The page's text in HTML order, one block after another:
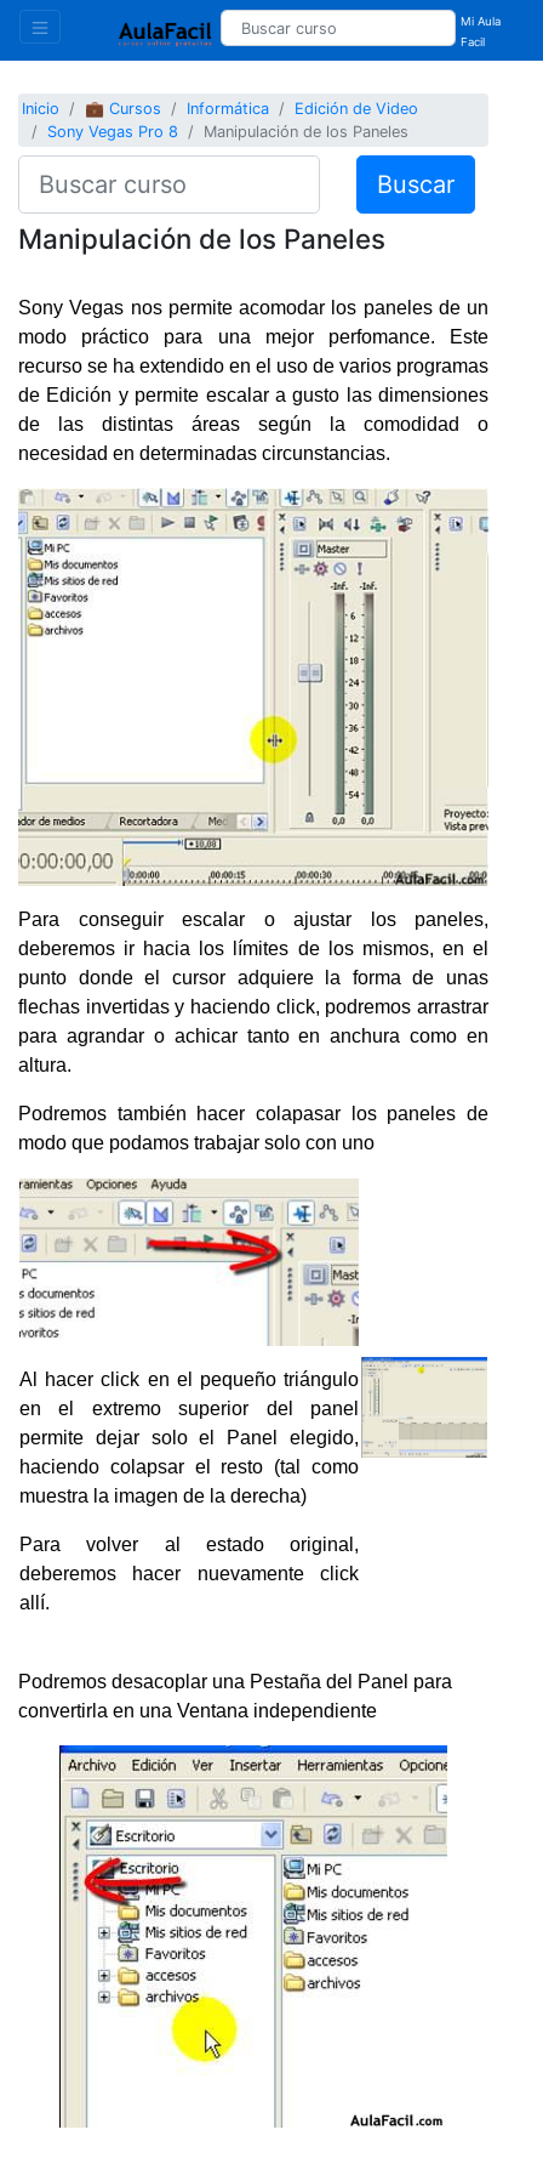
Mi Aula
Facil
Inicio 💼 Cursos Informática
Edición de Video
Sony Vegas Pro 8
Manipulación de los Paneles
Buscar
Manipulación de los Paneles
Sony Vegas nos permite acomodar los paneles de un
modo práctico para una mejor perfomance. Este
recurso se ha extendido en el uso de varios programas
de Edición y permite escalar a gusto las dimensiones
de las distintas áreas según la comodidad o
necesidad en determinadas circunstancias.
Para conseguir escalar o ajustar los paneles,
deberemos ir hacia los límites de los mismos, en el
punto donde el cursor adquiere la forma de unas
flechas invertidas y haciendo click, podremos arrastrar
para agrandar o achicar tanto en anchura como en
altura.
Podremos también hacer colapasar los paneles de
modo que podamos trabajar solo con uno
Al hacer click en el pequeño triángulo
en el extremo superior del panel
permite dejar solo el Panel elegido,
haciendo colapsar el resto (tal como
muestra la imagen de la derecha)
Para volver al estado original,
deberemos hacer nuevamente click
allí.
Podremos desacoplar una Pestaña del Panel para
convertirla en una Ventana independiente